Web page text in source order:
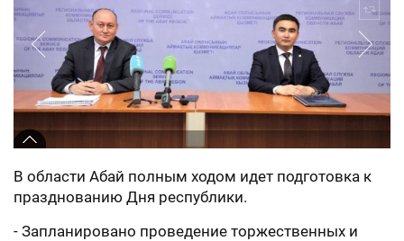
В области Абай полным ходом идет подготовка к
празднованию Дня республики.
- Запланировано проведение торжественных и